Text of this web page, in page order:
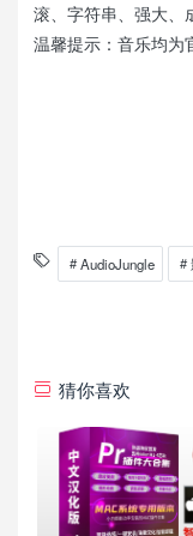
滚、字符串、强大、
温馨提示：音乐均为
AudioJungle
猜你喜欢